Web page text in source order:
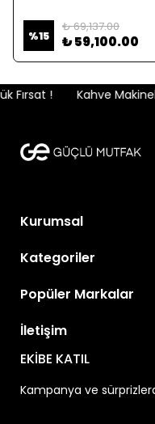
%15
₺ 69,137.00
₺ 59,100.00
Fırsat ! Kahve
Kurumsal
Kategoriler
Popüler Markalar
İletişim
EKİBE KATIL
Kampanya ve